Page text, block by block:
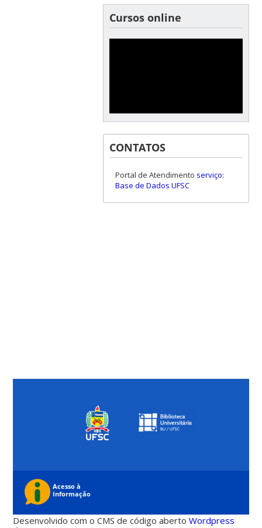
Cursos online
CONTATOS
Portal de Atendimento serviço:
Base de Dados UFSC
Desenvolvido com o CMS de código abertoWordpress